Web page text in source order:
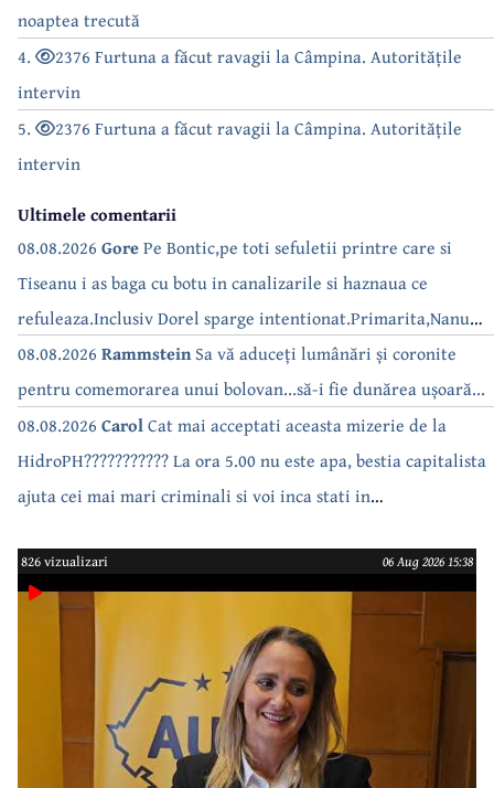
noaptea trecută
4.
2376 Furtuna a făcut ravagii la Câmpina. Autoritățile
intervin
5.
2376 Furtuna a făcut ravagii la Câmpina. Autoritățile
intervin
Ultimele comentarii
08.08.2026 GorePe Bontic,pe toti sefuletii printre care si
Tiseanu i as baga cu botu in canalizarile si haznaua ce
refuleaza.Inclusiv Dorel sparge intentionat.Primarita,Nanu
bea apa de la robinet.Asta as intreba o si pe Izabel Mitrea
08.08.2026 RammsteinSa vă aduceți lumânări și coronite
pentru comemorarea unui bolovan...să-i fie dunărea ușoară...
08.08.2026 CarolCat mai acceptati aceasta mizerie de la
HidroPH??????????? La ora 5.00 nu este apa, bestia capitalista
ajuta cei mai mari criminali si voi inca stati in
826 vizualizari 06 Aug 2026 15:38